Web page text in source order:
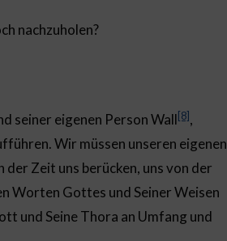
nachzuholen?
seiner eigenen Person Wall[8],
Wir müssen unseren eigenen
Zeit uns berücken, uns von der
Worten Gottes und Seiner Weisen
und Seine Thora an Umfang und